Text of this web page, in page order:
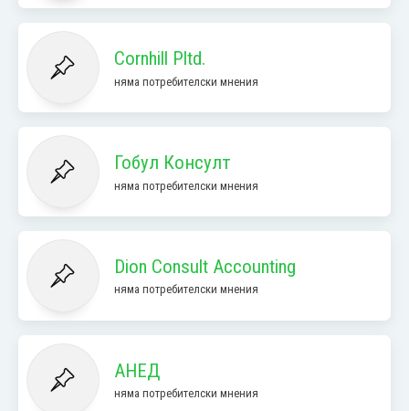
Cornhill Pltd.
няма потребителски мнения
Гобул Консулт
няма потребителски мнения
Dion Consult Accounting
няма потребителски мнения
АНЕД
няма потребителски мнения